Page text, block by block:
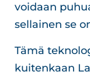
voidaan
sellainen se
Tämä
kuitenkaan